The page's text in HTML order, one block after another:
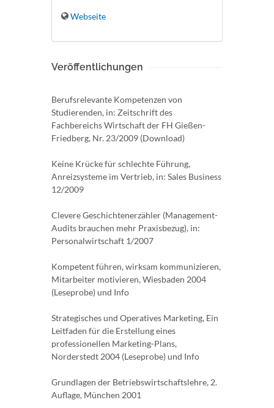
Webseite
Veröffentlichungen
Berufsrelevante Kompetenzen von
Studierenden, in: Zeitschrift des
Fachbereichs Wirtschaft der FH Gießen-
Friedberg, Nr. 23/2009 (Download)
Keine Krücke für schlechte Führung,
Anreizsysteme im Vertrieb, in: Sales Business
12/2009
Clevere Geschichtenerzähler (Management-
Audits brauchen mehr Praxisbezug), in:
Personalwirtschaft 1/2007
Kompetent führen, wirksam kommunizieren,
Mitarbeiter motivieren, Wiesbaden 2004
(Leseprobe) und Info
Strategisches und Operatives Marketing, Ein
Leitfaden für die Erstellung eines
professionellen Marketing-Plans,
Norderstedt 2004 (Leseprobe) und Info
Grundlagen der Betriebswirtschaftslehre, 2.
Auflage, München 2001